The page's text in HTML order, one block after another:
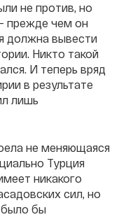
не против, но
прежде чем он
должна вывести
Никто такой
И теперь вряд
в результате
лишь
не меняющаяся
Турция
никакого
сил, но
бы